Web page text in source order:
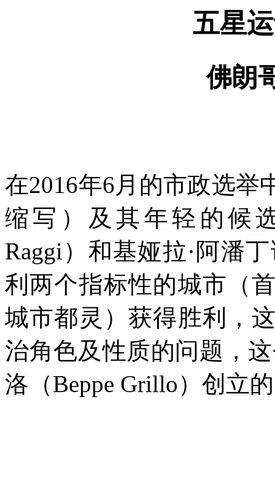
五星
佛朗
在2016年6月的市政选举
缩写）及其年轻的候
Raggi ）和基娅拉·阿潘
利两个指标性的城市（
城市都灵）获得胜利，
治角色及性质的问题，
洛（Beppe Grillo）创立